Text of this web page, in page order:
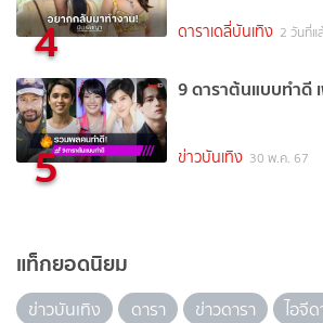
4 ดาราเดลี่บันเทิง 2 วันที่แ
5
9 ดาราต้นแบบทำดี
ข่าวบันเทิง 30 พ.ค. 67
แท็กยอดนิยม
ข่าวบันเทิง ดารา ข่าวดารา
ไอจี